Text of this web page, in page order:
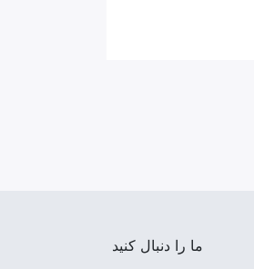
ما را دنبال کنید